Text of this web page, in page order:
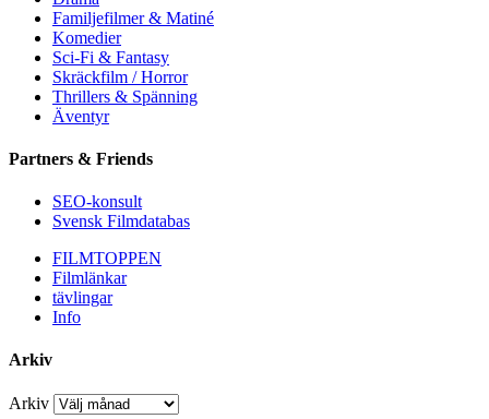
Familjefilmer & Matiné
Komedier
Sci-Fi & Fantasy
Skräckfilm / Horror
Thrillers & Spänning
Äventyr
Partners & Friends
SEO-konsult
Svensk Filmdatabas
FILMTOPPEN
Filmlänkar
tävlingar
Info
Arkiv
Arkiv